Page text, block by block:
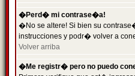
�Perd� mi contrase�a!
�No se altere! Si bien su
instrucciones y podr� volver a
Volver arriba
�Me registr� pero no puedo